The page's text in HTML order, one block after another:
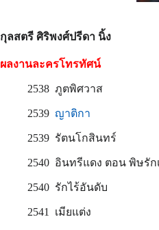
กุลสตรี ศิริพงศ์ปรีดา นิ้ง
ผลงานละครโทรทัศน์
2538 ภูตพิศวาส
2539 ญาติกา
2539 รัตนโกสินทร์
2540 อินทรีแดง ตอน พิษรั
2540 รักไร้อันดับ
2541 เมียแต่ง